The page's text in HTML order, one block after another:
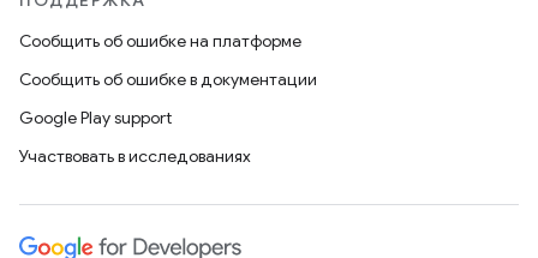
Сообщить об ошибке на платформе
Сообщить об ошибке в документации
Google Play support
Участвовать в исследованиях